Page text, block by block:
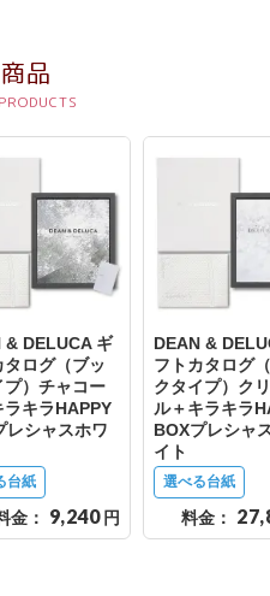
品
& DELUCA ギ
タログ（ブッ
プ）チャコー
ラキラHAPPY
レシャスホワ
台紙
金： 9,240 円
DEAN &
フトカタログ
クタイプ）ク
ル＋キラキラ
BOXプレシャ
イト
選べる台紙
料金：